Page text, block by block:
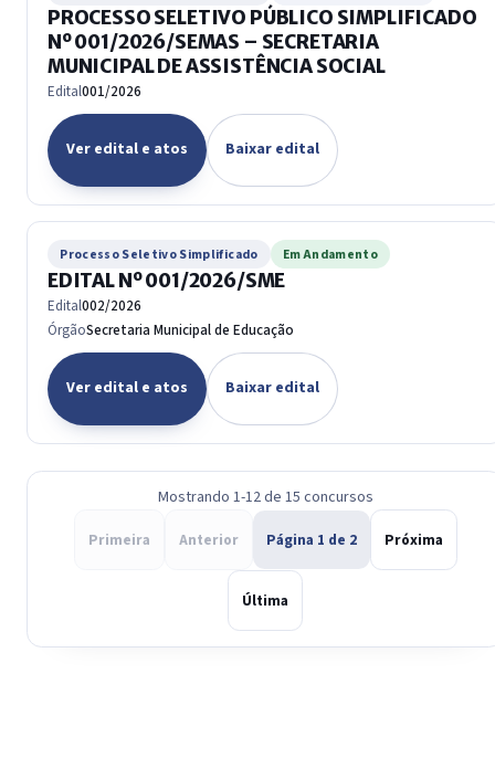
PROCESSO SELETIVO PÚBLICO SIMPLIFICADO
Nº 001/2026/SEMAS – SECRETARIA
MUNICIPAL DE ASSISTÊNCIA SOCIAL
Edital001/2026
Ver edital e atos Baixar edital
Processo Seletivo Simplificado Em Andamento
EDITAL Nº 001/2026/SME
Edital002/2026
ÓrgãoSecretaria Municipal de Educação
Ver edital e atos Baixar edital
Mostrando 1-12 de 15 concursos
Primeira Anterior Página 1 de 2 Próxima
Última